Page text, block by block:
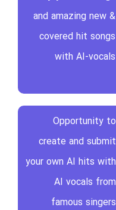
and amazing new &
covered hit songs
with AI-vocals
Opportunity to
create and submit
your own AI hits with
AI vocals from
famous singers